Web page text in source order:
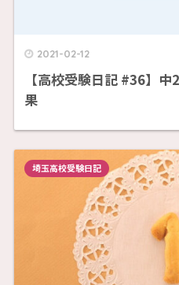
2021-02-12
【高校受験日記 #36】
果
埼玉高校受験日記